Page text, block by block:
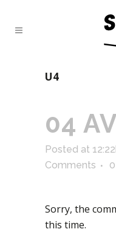
U4
04
Posted at
Comments
0
Sorry, the
this time.